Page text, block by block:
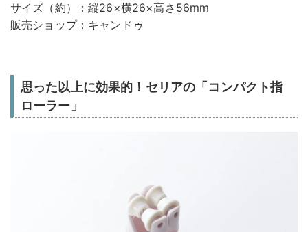
サイズ（約）：縦26×横26×高さ56mm
販売ショップ：キャンドゥ
思った以上に効果的！セリアの「コンパクト指
ローラー」